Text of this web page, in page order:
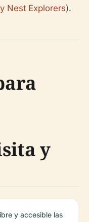
Nest Explorers).
y
y accesible las